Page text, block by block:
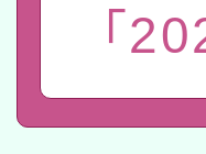
業技
用水
115
本校
「